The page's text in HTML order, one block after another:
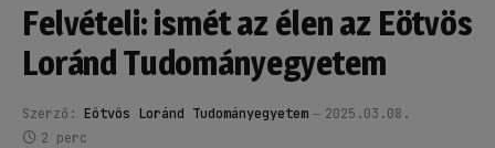
Felvételi: ismét az élen az Eötvös
Loránd Tudományegyetem
Szerző: Eötvös Loránd Tudományegyetem
2025.03.08.
2 perc